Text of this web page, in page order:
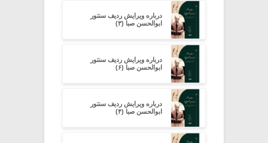
درباره ویرایش ردیف سنتور
ابوالحسن صبا (۳)
درباره ویرایش ردیف سنتور
ابوالحسن صبا (۶)
درباره ویرایش ردیف سنتور
ابوالحسن صبا (۴)